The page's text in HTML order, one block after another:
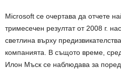
Microsoft се очертава да отчете
тримесечен резултат от 2008 г.
светлина върху
компанията. В същото време,
Илон Мъск се наблюдава за